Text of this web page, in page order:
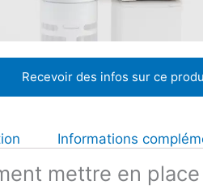
Recevoir des infos sur ce
Informations
mettre en